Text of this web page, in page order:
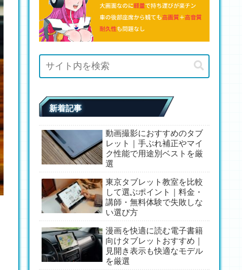
新着記事
動画撮影におすすめのタブ
レット｜手ぶれ補正やマイ
ク性能で用途別ベストを厳
選
東京タブレット教室を比較
して選ぶポイント｜料金・
講師・無料体験で失敗しな
い選び方
漫画を快適に読む電子書籍
向けタブレットおすすめ｜
見開き表示も快適なモデル
を厳選